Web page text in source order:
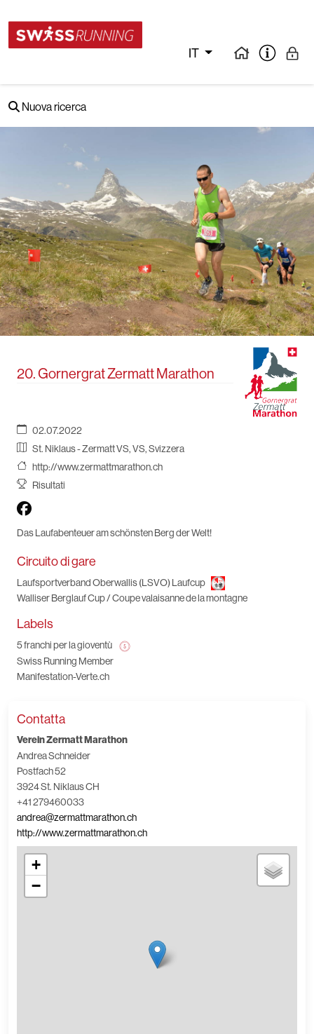
IT
Nuova ricerca
20. Gornergrat Zermatt Marathon
02.07.2022
St. Niklaus - Zermatt VS, VS, Svizzera
http://www.zermattmarathon.ch
Risultati
Das Laufabenteuer am schönsten Berg der Welt!
Circuito di gare
Laufsportverband Oberwallis (LSVO) Laufcup
Walliser Berglauf Cup / Coupe valaisanne de la montagne
Labels
5 franchi per la gioventù
Swiss Running Member
Manifestation-Verte.ch
Contatta
Verein Zermatt Marathon
Andrea Schneider
Postfach 52
3924 St. Niklaus CH
+41 279460033
andrea@zermattmarathon.ch
http://www.zermattmarathon.ch
+
−